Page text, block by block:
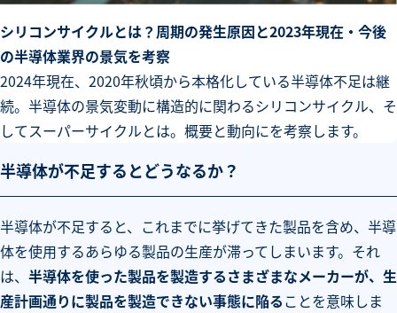
シリコンサイクルとは？周期の発生原因と2023年現在・今後
の半導体業界の景気を考察
2024年現在、2020年秋頃から本格化している半導体不足は継
続。半導体の景気変動に構造的に関わるシリコンサイクル、そ
してスーパーサイクルとは。概要と動向にを考察します。
半導体が不足するとどうなるか？
半導体が不足すると、これまでに挙げてきた製品を含め、半導
体を使用するあらゆる製品の生産が滞ってしまいます。それ
は、 半導体を使った製品を製造するさまざまなメーカーが、生
産計画通りに製品を製造できない事態に陥ることを意味しま